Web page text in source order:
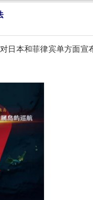
日本和菲律宾单方面宣